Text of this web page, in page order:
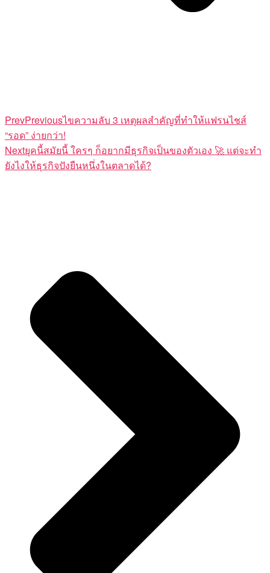
PrevPreviousไขความลับ 3 เหตุผลสำคัญที่ทำให้แฟรนไชส์
“รอด” ง่ายกว่า!
Nextยุคนี้สมัยนี้ ใครๆ ก็อยากมีธุรกิจเป็นของตัวเอง 🚀 แต่จะทำ
ยังไงให้ธุรกิจปังยืนหนึ่งในตลาดได้?